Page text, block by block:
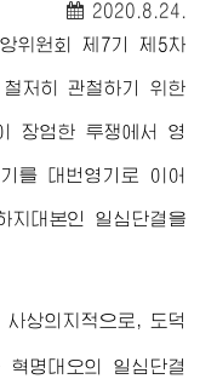
2020.8.24.
위원회 제7기 제5차
저히 관철하기 위한
장엄한 투쟁에서 영
를 대번영기로 이어
지대본인 일심단결을
상의지적으로, 도덕
명대오의 일심단결